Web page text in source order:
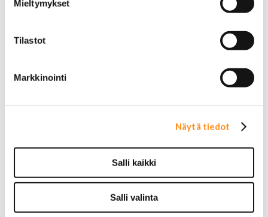
Mieltymykset
Tilastot
Markkinointi
Näytä tiedot
Salli kaikki
Salli valinta
Renkaat 20"
Renkaat 22"
Vanteet ja tarvikkeet
Pölykapselit, keskiöt, spinnerit
Vannetarvikkeet